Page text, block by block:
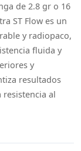
de 2.8 gr o 16
ST Flow es un
y radiopaco,
fluida y
y
resultados
al